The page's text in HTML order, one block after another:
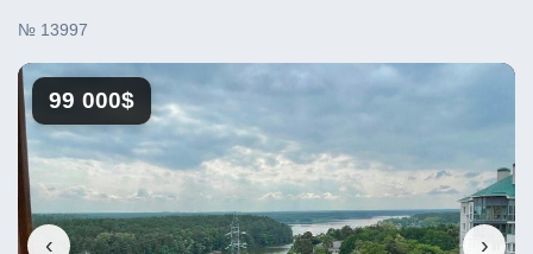
№ 13997
‹ ›
99 000$